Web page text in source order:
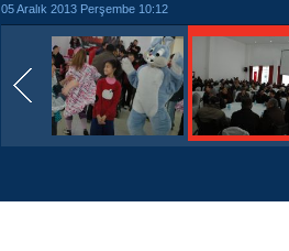
05 Aralık 2013 Perşembe 10:12